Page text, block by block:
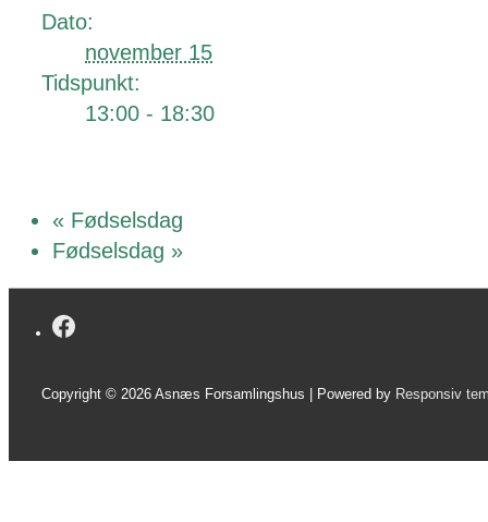
Dato:
november 15
Tidspunkt:
13:00 - 18:30
« Fødselsdag
Fødselsdag »
Copyright © 2026 Asnæs Forsamlingshus | Powered by Responsiv